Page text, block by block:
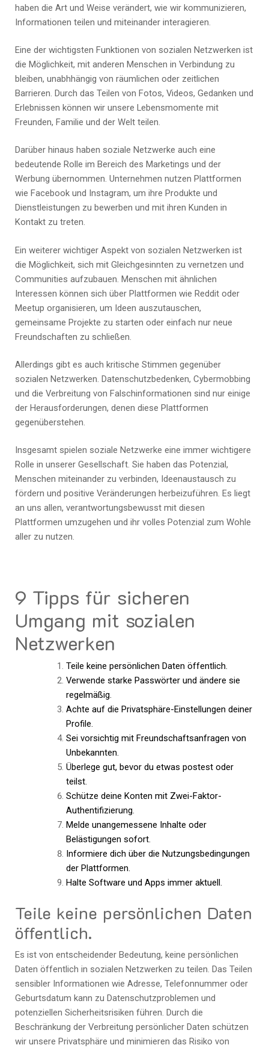
haben die Art und Weise verändert, wie wir kommunizieren,
Informationen teilen und miteinander interagieren.
Eine der wichtigsten Funktionen von sozialen Netzwerken ist
die Möglichkeit, mit anderen Menschen in Verbindung zu
bleiben, unabhhängig von räumlichen oder zeitlichen
Barrieren. Durch das Teilen von Fotos, Videos, Gedanken und
Erlebnissen können wir unsere Lebensmomente mit
Freunden, Familie und der Welt teilen.
Darüber hinaus haben soziale Netzwerke auch eine
bedeutende Rolle im Bereich des Marketings und der
Werbung übernommen. Unternehmen nutzen Plattformen
wie Facebook und Instagram, um ihre Produkte und
Dienstleistungen zu bewerben und mit ihren Kunden in
Kontakt zu treten.
Ein weiterer wichtiger Aspekt von sozialen Netzwerken ist
die Möglichkeit, sich mit Gleichgesinnten zu vernetzen und
Communities aufzubauen. Menschen mit ähnlichen
Interessen können sich über Plattformen wie Reddit oder
Meetup organisieren, um Ideen auszutauschen,
gemeinsame Projekte zu starten oder einfach nur neue
Freundschaften zu schließen.
Allerdings gibt es auch kritische Stimmen gegenüber
sozialen Netzwerken. Datenschutzbedenken, Cybermobbing
und die Verbreitung von Falschinformationen sind nur einige
der Herausforderungen, denen diese Plattformen
gegenüberstehen.
Insgesamt spielen soziale Netzwerke eine immer wichtigere
Rolle in unserer Gesellschaft. Sie haben das Potenzial,
Menschen miteinander zu verbinden, Ideenaustausch zu
fördern und positive Veränderungen herbeizuführen. Es liegt
an uns allen, verantwortungsbewusst mit diesen
Plattformen umzugehen und ihr volles Potenzial zum Wohle
aller zu nutzen.
9 Tipps für sicheren
Umgang mit sozialen
Netzwerken
Teile keine persönlichen Daten öffentlich.
Verwende starke Passwörter und ändere sie
regelmäßig.
Achte auf die Privatsphäre-Einstellungen deiner
Profile.
Sei vorsichtig mit Freundschaftsanfragen von
Unbekannten.
Überlege gut, bevor du etwas postest oder
teilst.
Schütze deine Konten mit Zwei-Faktor-
Authentifizierung.
Melde unangemessene Inhalte oder
Belästigungen sofort.
Informiere dich über die Nutzungsbedingungen
der Plattformen.
Halte Software und Apps immer aktuell.
Teile keine persönlichen Daten
öffentlich.
Es ist von entscheidender Bedeutung, keine persönlichen
Daten öffentlich in sozialen Netzwerken zu teilen. Das Teilen
sensibler Informationen wie Adresse, Telefonnummer oder
Geburtsdatum kann zu Datenschutzproblemen und
potenziellen Sicherheitsrisiken führen. Durch die
Beschränkung der Verbreitung persönlicher Daten schützen
wir unsere Privatsphäre und minimieren das Risiko von